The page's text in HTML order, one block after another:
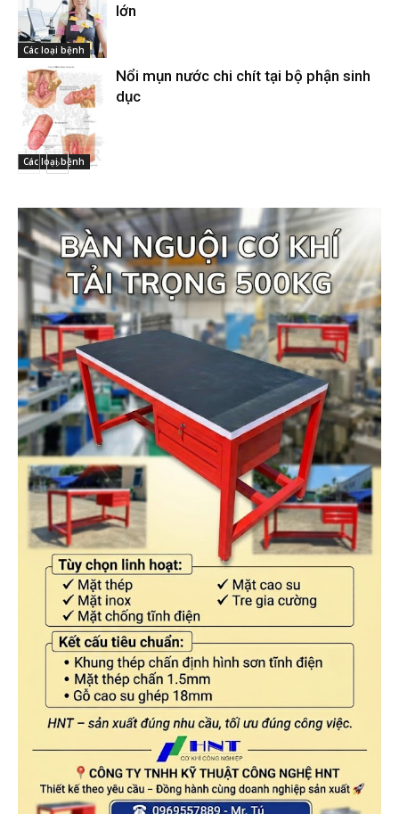
Các loại bệnh
lớn
Các loại bệnh
Nổi mụn nước chi chít tại bộ phận sinh
dục